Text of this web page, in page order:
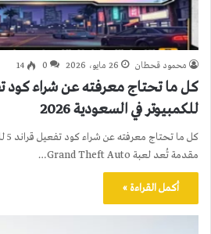
محمود قحطان 26 مايو، 2026 0
14
للكمبيوتر في السعودية 2026
مقدمة تُعد لعبة Grand Theft Auto…
أكمل القراءة »